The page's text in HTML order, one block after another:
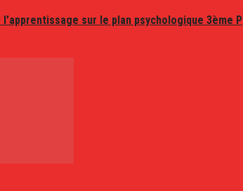
sur le plan psychologique 3ème P